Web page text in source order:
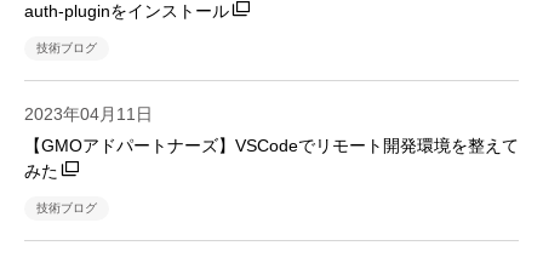
auth-pluginをインストール
技術ブログ
2023年04月11日
【GMOアドパートナーズ】VSCodeでリモート開発環境を整えて
みた
技術ブログ